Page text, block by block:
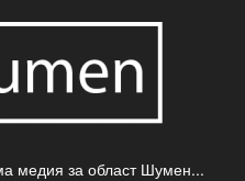
медия за област Шумен...